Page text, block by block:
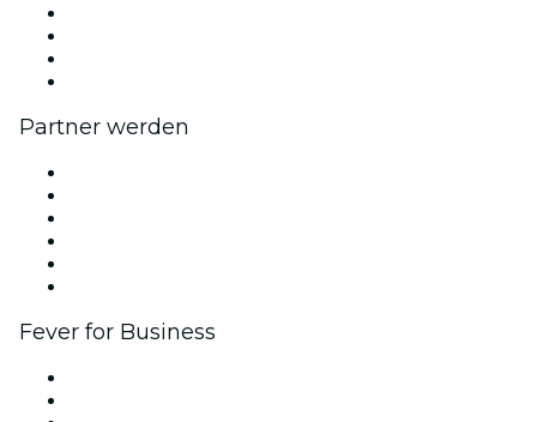
Partner werden
Fever for Business